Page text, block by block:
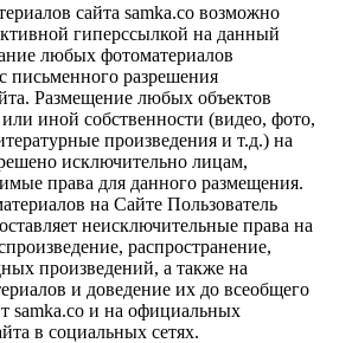
сайта samka.co возможно
гиперссылкой на данный
любых фотоматериалов
письменного разрешения
Размещение любых объектов
иной собственности (видео, фото,
произведения и т.д.) на
исключительно лицам,
права для данного размещения.
на Сайте Пользователь
неисключительные права на
распространение,
произведений, а также на
и доведение их до всеобщего
samka.co и на официальных
в социальных сетях.